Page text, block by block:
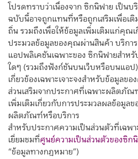
โปรดทราบว่าเนื่องจาก ซิกนิฟาย เป็น
ฉบับนี้อาจถูกแทนที่หรือถูกเสริมเพื่อเ
ถิ่น รวมถึงเพื่อให้ข้อมูลเพิ่มเติมแก่คุณเ
ประมวลข้อมูลของคุณผ่านสินค้า บริกา
แอปพลิเคชันเฉพาะของ ซิกนิฟายสำ
ใดๆ (รวมถึงฟังก์ชันบนเว็บหรือบนแอป
เกี่ยวข้องเฉพาะเจาะจงสำหรับข้อมูลข
ส่วนเสริมจากประกาศที่เฉพาะผลิตภัณ
เพิ่มเติมเกี่ยวกับการประมวลผลข้อมูล
ผลิตภัณฑ์หรือบริการ
สำหรับประกาศความเป็นส่วนตัวที่เฉพา
เยี่ยมชมที่ศูนย์ความเป็นส่วนตัวของซิก
“ข้อมูลทางกฎหมาย”)